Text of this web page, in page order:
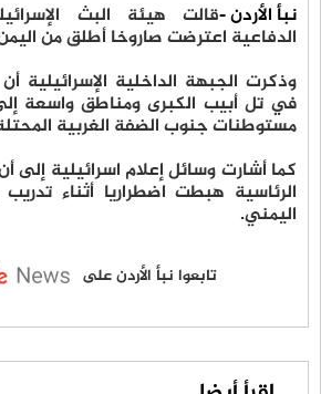
نبأ الأردن -قالت هيئة البث
الدفاعية اعترضت صاروخا أطلق من
وذكرت الجبهة الداخلية الإسرائيلية
في تل أبيب الكبرى ومناطق واسعة
مستوطنات جنوب الضفة الغربية
كما أشارت وسائل إعلام اسرائيلية
الرئاسية هبطت اضطراريا أثناء
اليمني.
تابعوا نبأ الأردن على